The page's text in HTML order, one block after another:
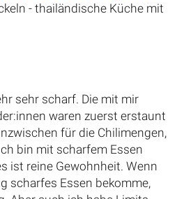
- thailändische Küche mit
sehr scharf. Die mit mir
waren zuerst erstaunt
für die Chilimengen,
bin mit scharfem Essen
ist reine Gewohnheit. Wenn
scharfes Essen bekomme,